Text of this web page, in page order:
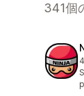
341個